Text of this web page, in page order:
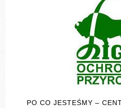
PO CO JESTEŚMY –